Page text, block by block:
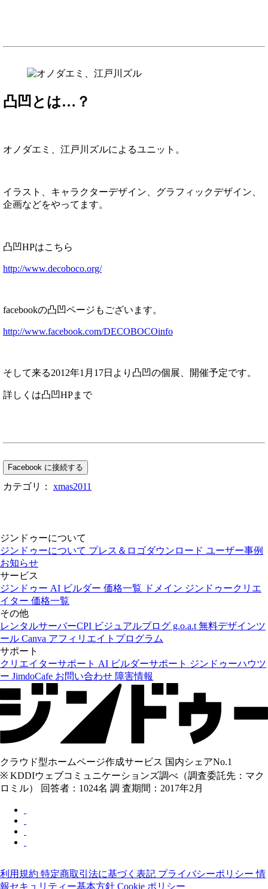
凸凹とは…？
オノダエミ、江戸川ズルによるユニット。
イラスト、キャラクターデザイン、グラフィックデザイン、
企画などをやってます。
凸凹HPはこちら
http://www.decoboco.org/
facebookの凸凹ページもございます。
http://www.facebook.com/DECOBOCOinfo
そして来る2012年1月17日より凸凹の個展、開催予定です。
詳しくは凸凹HPまで
Facebook に接続する
カテゴリ： xmas2011
ジンドゥーについて
ジンドゥーについて プレス＆ロゴダウンロード ユーザー事例
お知らせ
サービス
ジンドゥー AI ビルダー 価格一覧 ドメイン ジンドゥークリエ
イター 価格一覧
その他
レンタルサーバーCPI ビジュアルブログ g.o.a.t 無料デザインツ
ール Canva アフィリエイトプログラム
サポート
クリエイターサポート AI ビルダーサポート ジンドゥーハウツ
ー JimdoCafe お問い合わせ 障害情報
クラウド型ホームページ作成サービス 国内シェアNo.1
※ KDDIウェブコミュニケーションズ調べ（調査委託先：マク
ロミル） 回答者：1024名 調 査期間：2017年2月
利用規約 特定商取引法に基づく表記 プライバシーポリシー情
報セキュリティー基本方針 Cookie ポリシー